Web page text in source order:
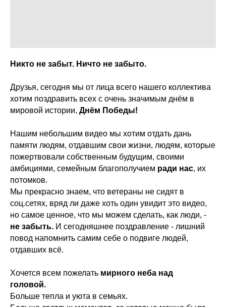
Никто не забыт. Ничто не забыто.
Друзья, сегодня мы от лица всего нашего коллектива
хотим поздравить всех с очень значимым днём в
мировой истории, Днём Победы! ⠀
Нашим небольшим видео мы хотим отдать дань
памяти людям, отдавшим свои жизни, людям, которые
пожертвовали собственным будущим, своими
амбициями, семейным благополучием ради нас, их
потомков. ⠀
Мы прекрасно знаем, что ветераны не сидят в
соц.сетях, вряд ли даже хоть один увидит это видео,
но самое ценное, что мы можем сделать, как люди, -
не забыть. И сегодняшнее поздравление - лишний
повод напомнить самим себе о подвиге людей,
отдавших всё.⠀
Хочется всем пожелать мирного неба над
головой.⠀
Больше тепла и уюта в семьях.⠀